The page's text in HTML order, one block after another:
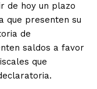
de hoy un plazo
que presenten su
de
saldos a favor
que